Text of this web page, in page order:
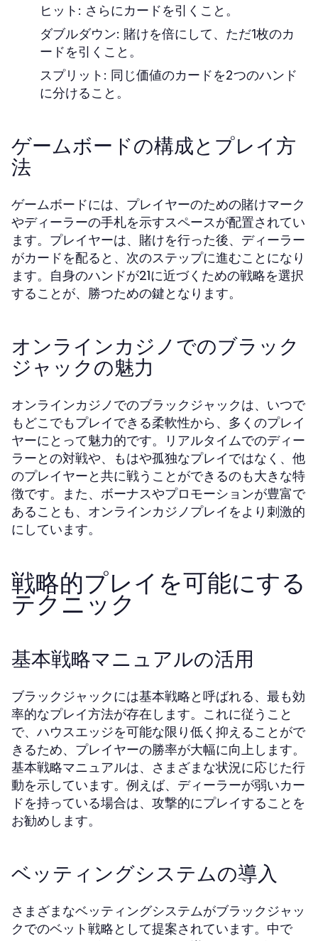
ヒット: さらにカードを引くこと。
ダブルダウン: 賭けを倍にして、ただ1枚のカ
ードを引くこと。
スプリット: 同じ価値のカードを2つのハンド
に分けること。
ゲームボードの構成とプレイ方
法
ゲームボードには、プレイヤーのための賭けマーク
やディーラーの手札を示すスペースが配置されてい
ます。プレイヤーは、賭けを行った後、ディーラー
がカードを配ると、次のステップに進むことになり
ます。自身のハンドが21に近づくための戦略を選択
することが、勝つための鍵となります。
オンラインカジノでのブラック
ジャックの魅力
オンラインカジノでのブラックジャックは、いつで
もどこでもプレイできる柔軟性から、多くのプレイ
ヤーにとって魅力的です。リアルタイムでのディー
ラーとの対戦や、もはや孤独なプレイではなく、他
のプレイヤーと共に戦うことができるのも大きな特
徴です。また、ボーナスやプロモーションが豊富で
あることも、オンラインカジノプレイをより刺激的
にしています。
戦略的プレイを可能にする
テクニック
基本戦略マニュアルの活用
ブラックジャックには基本戦略と呼ばれる、最も効
率的なプレイ方法が存在します。これに従うこと
で、ハウスエッジを可能な限り低く抑えることがで
きるため、プレイヤーの勝率が大幅に向上します。
基本戦略マニュアルは、さまざまな状況に応じた行
動を示しています。例えば、ディーラーが弱いカー
ドを持っている場合は、攻撃的にプレイすることを
お勧めします。
ベッティングシステムの導入
さまざまなベッティングシステムがブラックジャッ
クでのベット戦略として提案されています。中で